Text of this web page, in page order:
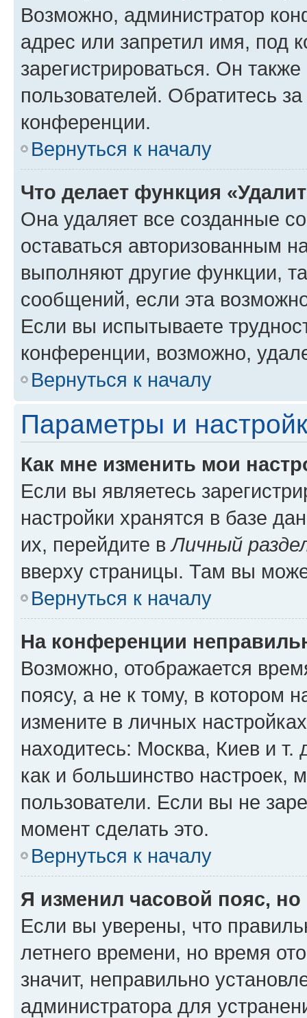
Возможно, администратор
адрес или запретил имя, под
зарегистрироваться. Он
пользователей. Обратитесь
конференции.
Вернуться к началу
Что делает функция
Она удаляет все созданные
оставаться авторизованным
выполняют другие функции,
сообщений, если эта
Если вы испытываете
конференции, возможно,
Вернуться к началу
Параметры и
Как мне изменить мои
Если вы являетесь
настройки хранятся в базе
их, перейдите вЛичный
вверху страницы. Там вы
Вернуться к началу
На конференции
Возможно, отображается
поясу, а не к тому, в котором
измените в личных
находитесь: Москва, Киев и т.
как и большинство настроек,
пользователи. Если вы не
момент сделать это.
Вернуться к началу
Я изменил часовой пояс,
Если вы уверены, что
летнего времени, но время
значит, неправильно
администратора для